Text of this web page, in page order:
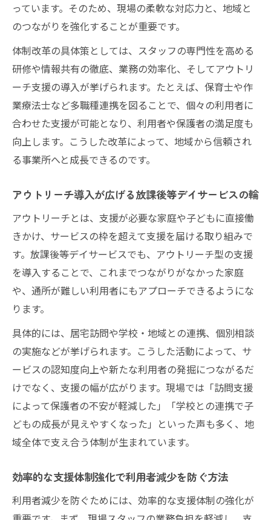
っています。そのため、現場の柔軟な対応力と、地域と
のつながりを強化することが重要です。
体制改革の具体策としては、スタッフの専門性を高める
研修や情報共有の徹底、業務の効率化、そしてアウトリ
ーチ支援の導入が挙げられます。たとえば、保育士や作
業療法士など多職種連携を図ることで、個々の利用者に
合わせた支援が可能となり、利用者や保護者の満足度も
向上します。こうした改革によって、地域から信頼され
る事業所へと成長できるのです。
アウトリーチ導入が広げる放課後等デイサービスの輪
アウトリーチとは、支援が必要な家庭や子どもに直接働
きかけ、サービスの枠を超えて支援を届ける取り組みで
す。放課後等デイサービスでも、アウトリーチ型の支援
を導入することで、これまでつながりがなかった家庭
や、通所が難しい利用者にもアプローチできるようにな
ります。
具体的には、居宅訪問や学校・地域との連携、個別相談
の実施などが挙げられます。こうした活動によって、サ
ービスの認知度向上や新たな利用者の発掘につながるだ
けでなく、支援の幅が広がります。現場では「訪問支援
によって保護者の不安が軽減した」「学校との連携で子
どもの成長が見えやすくなった」といった声も多く、地
域全体で支え合う体制が生まれています。
効率的な支援体制強化で利用者減少を防ぐ方法
利用者減少を防ぐためには、効率的な支援体制の強化が